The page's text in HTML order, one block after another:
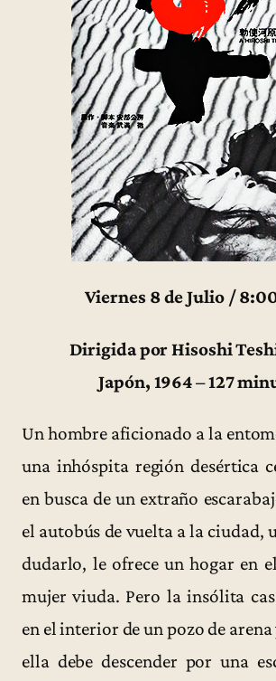
Viernes 8 de Julio /
Dirigida por Hisoshi
Japón, 1964 – 127
Un hombre aficionado a la
una inhóspita región desértica
en busca de un extraño
el autobús de vuelta a la ciudad,
dudarlo, le ofrece un hogar en
mujer viuda. Pero la insólita
en el interior de un pozo de
ella debe descender por una